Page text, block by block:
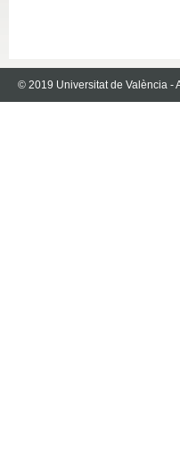
© 2019 Universitat de València -